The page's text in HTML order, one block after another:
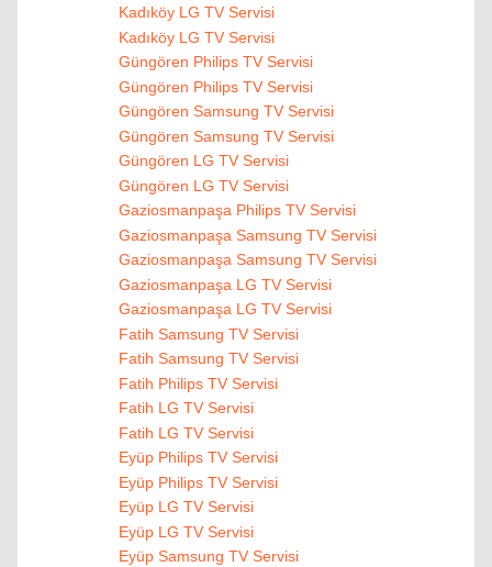
Kadıköy LG TV Servisi
Kadıköy LG TV Servisi
Güngören Philips TV Servisi
Güngören Philips TV Servisi
Güngören Samsung TV Servisi
Güngören Samsung TV Servisi
Güngören LG TV Servisi
Güngören LG TV Servisi
Gaziosmanpaşa Philips TV Servisi
Gaziosmanpaşa Samsung TV Servisi
Gaziosmanpaşa Samsung TV Servisi
Gaziosmanpaşa LG TV Servisi
Gaziosmanpaşa LG TV Servisi
Fatih Samsung TV Servisi
Fatih Samsung TV Servisi
Fatih Philips TV Servisi
Fatih LG TV Servisi
Fatih LG TV Servisi
Eyüp Philips TV Servisi
Eyüp Philips TV Servisi
Eyüp LG TV Servisi
Eyüp LG TV Servisi
Eyüp Samsung TV Servisi